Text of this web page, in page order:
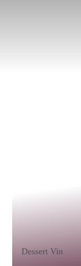
Dessert Vin